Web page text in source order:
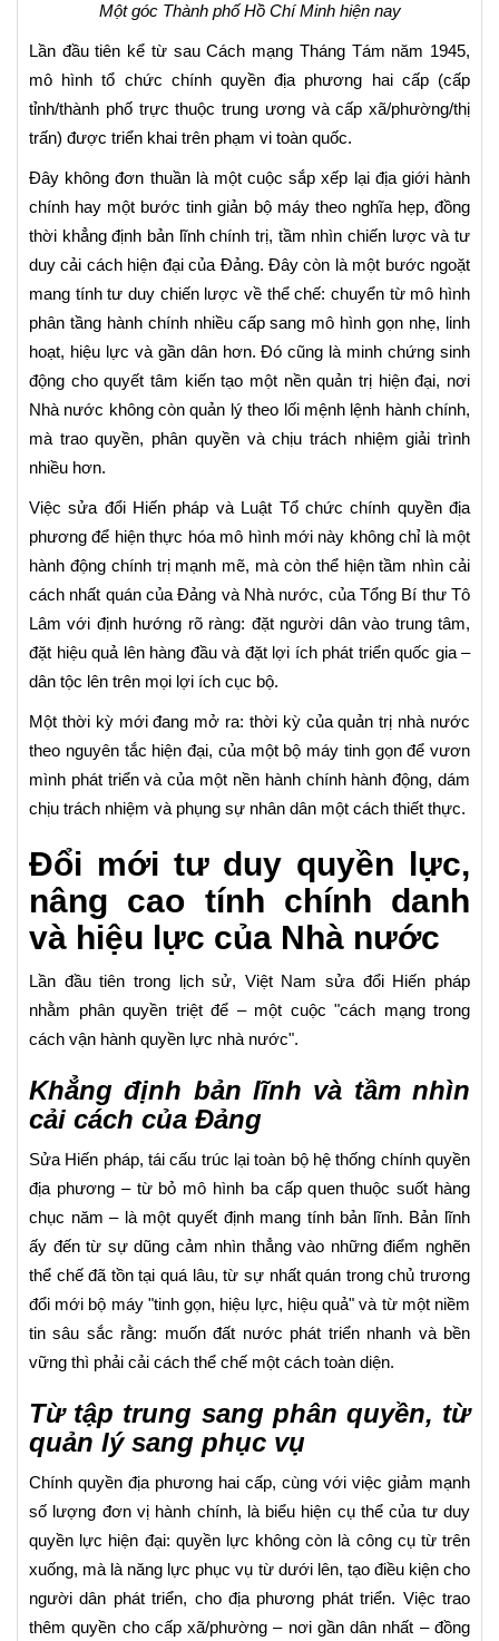
Một góc Thành phố Hồ Chí Minh hiện nay
Lần đầu tiên kể từ sau Cách mạng Tháng Tám năm 1945,
mô hình tổ chức chính quyền địa phương hai cấp (cấp
tỉnh/thành phố trực thuộc trung ương và cấp xã/phường/thị
trấn) được triển khai trên phạm vi toàn quốc.
Đây không đơn thuần là một cuộc sắp xếp lại địa giới hành
chính hay một bước tinh giản bộ máy theo nghĩa hẹp, đồng
thời khẳng định bản lĩnh chính trị, tầm nhìn chiến lược và tư
duy cải cách hiện đại của Đảng. Đây còn là một bước ngoặt
mang tính tư duy chiến lược về thể chế: chuyển từ mô hình
phân tầng hành chính nhiều cấp sang mô hình gọn nhẹ, linh
hoạt, hiệu lực và gần dân hơn. Đó cũng là minh chứng sinh
động cho quyết tâm kiến tạo một nền quản trị hiện đại, nơi
Nhà nước không còn quản lý theo lối mệnh lệnh hành chính,
mà trao quyền, phân quyền và chịu trách nhiệm giải trình
nhiều hơn.
Việc sửa đổi Hiến pháp và Luật Tổ chức chính quyền địa
phương để hiện thực hóa mô hình mới này không chỉ là một
hành động chính trị mạnh mẽ, mà còn thể hiện tầm nhìn cải
cách nhất quán của Đảng và Nhà nước, của Tổng Bí thư Tô
Lâm với định hướng rõ ràng: đặt người dân vào trung tâm,
đặt hiệu quả lên hàng đầu và đặt lợi ích phát triển quốc gia –
dân tộc lên trên mọi lợi ích cục bộ.
Một thời kỳ mới đang mở ra: thời kỳ của quản trị nhà nước
theo nguyên tắc hiện đại, của một bộ máy tinh gọn để vươn
mình phát triển và của một nền hành chính hành động, dám
chịu trách nhiệm và phụng sự nhân dân một cách thiết thực.
Đổi mới tư duy quyền lực,
nâng cao tính chính danh
và hiệu lực của Nhà nước
Lần đầu tiên trong lịch sử, Việt Nam sửa đổi Hiến pháp
nhằm phân quyền triệt để – một cuộc "cách mạng trong
cách vận hành quyền lực nhà nước".
Khẳng định bản lĩnh và tầm nhìn
cải cách của Đảng
Sửa Hiến pháp, tái cấu trúc lại toàn bộ hệ thống chính quyền
địa phương – từ bỏ mô hình ba cấp quen thuộc suốt hàng
chục năm – là một quyết định mang tính bản lĩnh. Bản lĩnh
ấy đến từ sự dũng cảm nhìn thẳng vào những điểm nghẽn
thể chế đã tồn tại quá lâu, từ sự nhất quán trong chủ trương
đổi mới bộ máy "tinh gọn, hiệu lực, hiệu quả" và từ một niềm
tin sâu sắc rằng: muốn đất nước phát triển nhanh và bền
vững thì phải cải cách thể chế một cách toàn diện.
Từ tập trung sang phân quyền, từ
quản lý sang phục vụ
Chính quyền địa phương hai cấp, cùng với việc giảm mạnh
số lượng đơn vị hành chính, là biểu hiện cụ thể của tư duy
quyền lực hiện đại: quyền lực không còn là công cụ từ trên
xuống, mà là năng lực phục vụ từ dưới lên, tạo điều kiện cho
người dân phát triển, cho địa phương phát triển. Việc trao
thêm quyền cho cấp xã/phường – nơi gần dân nhất – đồng